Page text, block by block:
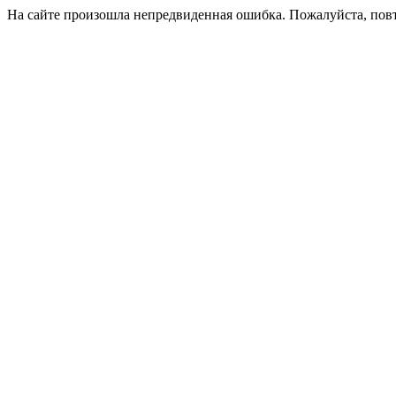
На сайте произошла непредвиденная ошибка. Пожалуйста,